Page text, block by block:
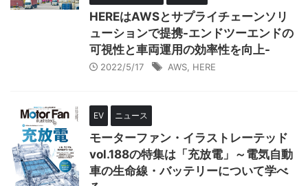
HEREはAWSとサプライチェーンソリ
ューションで提携-エンドツーエンドの
可視性と車両運用の効率性を向上-
2022/5/17 AWS HERE
EV ニュース
モーターファン・イラストレーテッド
vol.188の特集は「充放電」～電気自動
車の生命線・バッテリーについて学べ